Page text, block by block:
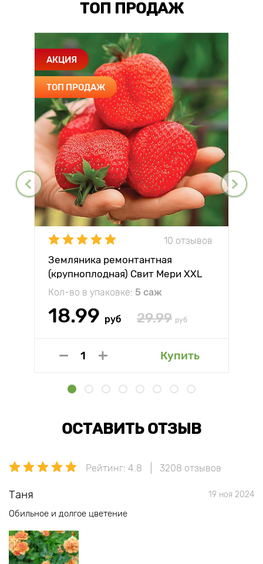
ТОП ПРОДАЖ
АКЦИЯ
ТОП ПРОДАЖ
10 отзывов
Земляника ремонтантная
(крупноплодная) Свит Мери XXL
Кол-во в упаковке: 5 саж
18.99 руб 29.99 руб
Купить
ОСТАВИТЬ ОТЗЫВ
Рейтинг: 4.8 3208 отзывов
Таня 19 ноя 2024
Обильное и долгое цветение